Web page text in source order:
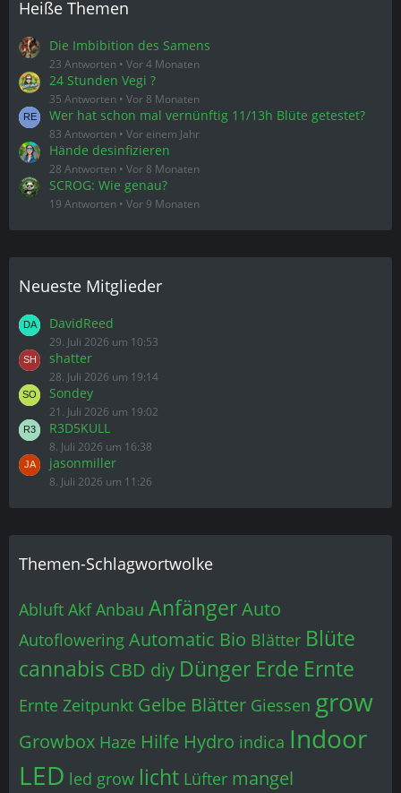
Heiße Themen
Die Imbibition des Samens
23 Antworten Vor 4 Monaten
24 Stunden Vegi ?
35 Antworten Vor 8 Monaten
Wer hat schon mal vernünftig 11/13h Blüte getestet?
83 Antworten Vor einem Jahr
Hände desinfizieren
28 Antworten Vor 8 Monaten
SCROG: Wie genau?
19 Antworten Vor 9 Monaten
Neueste Mitglieder
DavidReed
29. Juli 2026 um 10:53
shatter
28. Juli 2026 um 19:14
Sondey
21. Juli 2026 um 19:02
R3D5KULL
8. Juli 2026 um 16:38
jasonmiller
8. Juli 2026 um 11:26
Themen-Schlagwortwolke
Abluft Akf Anbau AnfängerAuto
Autoflowering Automatic Bio Blätter Blüte
cannabis CBD diy Dünger Erde Ernte
Ernte Zeitpunkt Gelbe Blätter Giessen grow
Growbox Haze Hilfe Hydro indica Indoor
LED led grow licht Lüfter mangel